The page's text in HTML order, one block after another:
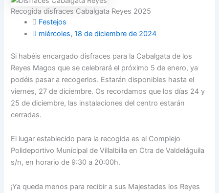
Recogida disfraces Cabalgata Reyes 2025
Festejos
miércoles, 18 de diciembre de 2024
Si habéis encargado disfraces para la Cabalgata de los
Reyes Magos que se celebrará el próximo 5 de enero, ya
podéis pasar a recogerlos. Estarán disponibles hasta el
viernes, 27 de diciembre. Os recordamos que los días 24 y
25 de diciembre, las instalaciones del centro estarán
cerradas.
El lugar establecido para la recogida es el Complejo
Polideportivo Municipal de Villalbilla en Ctra de Valdeláguila
s/n, en horario de 9:30 a 20:00h.
¡Ya queda menos para recibir a sus Majestades los Reyes